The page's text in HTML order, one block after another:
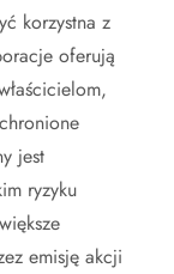
korzystna z
oferują
jest
ryzyku
emisję akcji